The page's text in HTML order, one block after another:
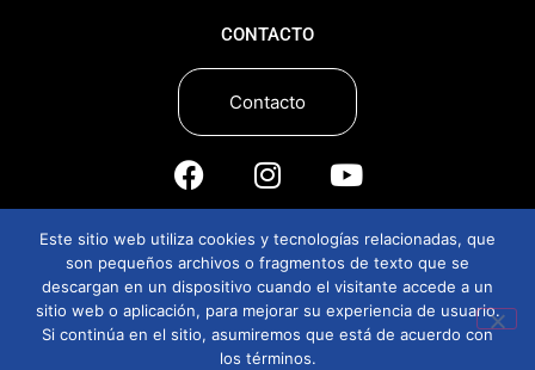
CONTACTO
Contacto
© 2022 All rights reserved
¡Llámanos por WhatsApp!
Este sitio web utiliza cookies y tecnologías relacionadas, que
son pequeños archivos o fragmentos de texto que se
descargan en un dispositivo cuando el visitante accede a un
sitio web o aplicación, para mejorar su experiencia de usuario.
Si continúa en el sitio, asumiremos que está de acuerdo con
los términos.